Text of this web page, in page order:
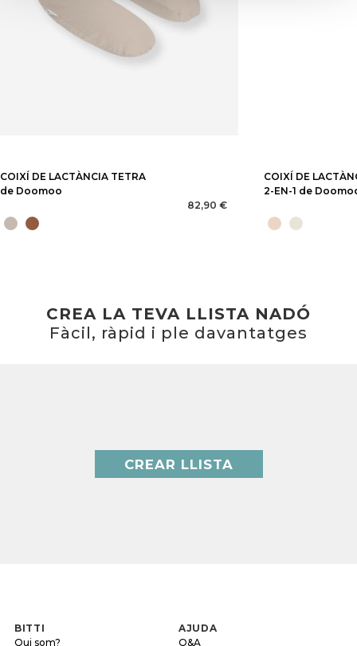
COIXÍ DE LACTÀNCIA TETRA
de Doomoo
82,90 €
COIXÍ DE
2-EN-1 de
CREA LA TEVA LLISTA NADÓ
Fàcil, ràpid i ple davantatges
CREAR LLISTA
BITTI
Qui som?
AJUDA
Q&A